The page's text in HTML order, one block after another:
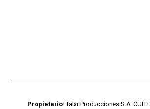
Propietario: Talar Producciones S.A.